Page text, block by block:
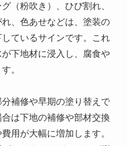
（粉吹き）、ひび割れ、
、色あせなどは、塗装の
ているサインです。これ
下地材に浸入し、腐食や
。
補修や早期の塗り替えで
は下地の補修や部材交換
用が大幅に増加します。